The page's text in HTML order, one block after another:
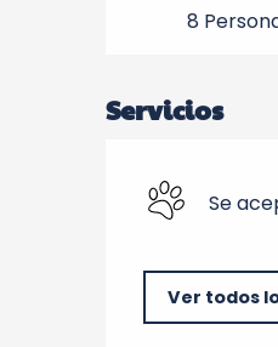
8
Servicios
Se
Ver todos